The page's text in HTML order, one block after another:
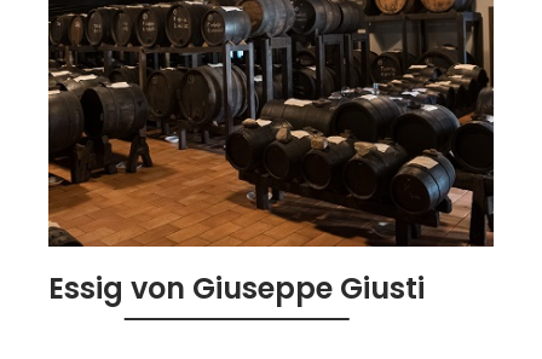
Essig von Giuseppe Giusti